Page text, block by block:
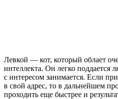
Левкой — кот, который облает
интеллекта. Он легко поддается
с интересом занимается. Если
в свой адрес, то в дальнейшем
проходить еще быстрее и